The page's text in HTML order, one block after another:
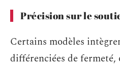
Précision sur le
Certains modèles
différenciées de